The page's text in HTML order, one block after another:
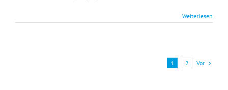
Weiterlesen
1 2 Vor